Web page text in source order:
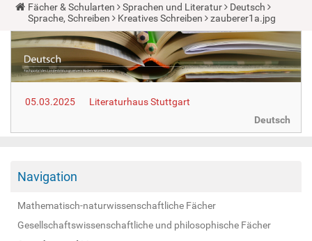
Y
o
u
a
r
e
h
e
e
Fächer & Schularten Sprachen und Literatur
Deutsch
Sprache, Schreiben
Kreatives Schreiben zauberer1a.jpg
05.03.2025
Literaturhaus Stuttgart
Deutsch
Navigation
Mathematisch-naturwissenschaftliche Fächer
Gesellschaftswissenschaftliche und philosophische Fächer